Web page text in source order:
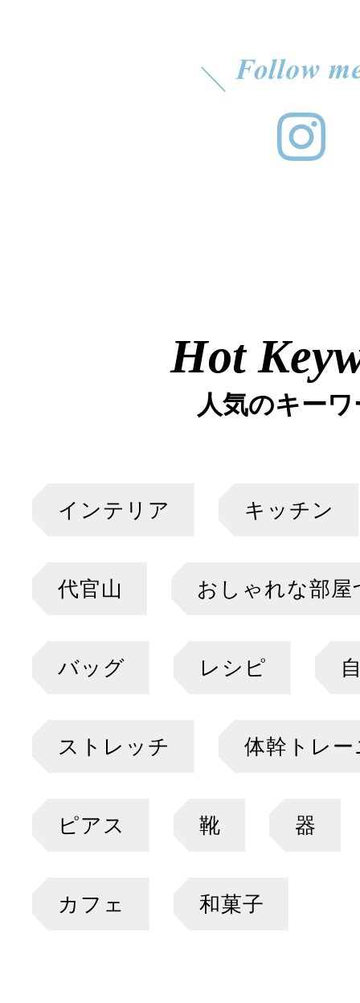
Hot
人気のキー
インテリア キッチン
代官山 おしゃれな部屋
バッグ レシピ
ストレッチ 体幹トレ
ピアス 靴 器
カフェ 和菓子